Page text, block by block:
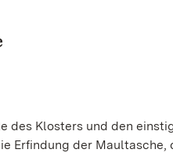
des Klosters und den
Erfindung der Maultasche,